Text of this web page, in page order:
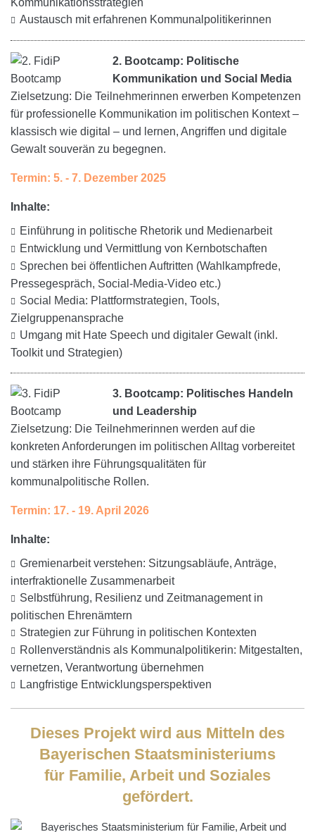
Kommunikationsstrategien
Austausch mit erfahrenen Kommunalpolitikerinnen
2. Bootcamp: Politische
Kommunikation und Social Media
Zielsetzung: Die Teilnehmerinnen erwerben Kompetenzen
für professionelle Kommunikation im politischen Kontext –
klassisch wie digital – und lernen, Angriffen und digitale
Gewalt souverän zu begegnen.
Termin: 5. - 7. Dezember 2025
Inhalte:
Einführung in politische Rhetorik und Medienarbeit
Entwicklung und Vermittlung von Kernbotschaften
Sprechen bei öffentlichen Auftritten (Wahlkampfrede,
Pressegespräch, Social-Media-Video etc.)
Social Media: Plattformstrategien, Tools,
Zielgruppenansprache
Umgang mit Hate Speech und digitaler Gewalt (inkl.
Toolkit und Strategien)
3. Bootcamp: Politisches Handeln
und Leadership
Zielsetzung: Die Teilnehmerinnen werden auf die
konkreten Anforderungen im politischen Alltag vorbereitet
und stärken ihre Führungsqualitäten für
kommunalpolitische Rollen.
Termin: 17. - 19. April 2026
Inhalte:
Gremienarbeit verstehen: Sitzungsabläufe, Anträge,
interfraktionelle Zusammenarbeit
Selbstführung, Resilienz und Zeitmanagement in
politischen Ehrenämtern
Strategien zur Führung in politischen Kontexten
Rollenverständnis als Kommunalpolitikerin: Mitgestalten,
vernetzen, Verantwortung übernehmen
Langfristige Entwicklungsperspektiven
Dieses Projekt wird aus Mitteln des
Bayerischen Staatsministeriums
für Familie, Arbeit und Soziales
gefördert.